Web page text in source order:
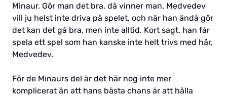
Minaur. Gör man det bra, då vinner man. Medvedev
vill ju helst inte driva på spelet, och när han ändå gör
det kan det gå bra, men inte alltid. Kort sagt, han får
spela ett spel som han kanske inte helt trivs med här,
Medvedev.
För de Minaurs del är det här nog inte mer
komplicerat än att hans bästa chans är att hålla